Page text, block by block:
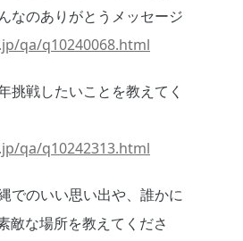
んなのありがとうメッセージ
qa/q10240068.html
挑戦したいことを教えてく
qa/q10242313.html
縄でのいい思い出や、誰かに
敵な場所を教えてくださ